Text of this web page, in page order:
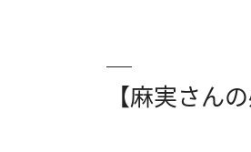
【麻実さんの